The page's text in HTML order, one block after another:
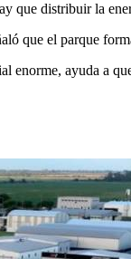
que distribuir la
que el parque
ayuda a